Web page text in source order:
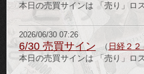
本日の売買サインは 「売り」ロ
2026/06/30 07:26
6/30 売買サイン （ 日経２
本日の売買サインは 「売り」ロ